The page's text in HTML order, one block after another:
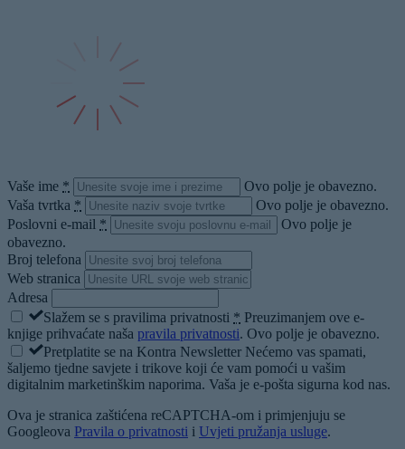
Vaše ime *
Ovo polje je obavezno.
Vaša tvrtka *
Ovo polje je obavezno.
Poslovni e-mail *
Ovo polje je
obavezno.
Broj telefona
Web stranica
Adresa
Slažem se s pravilima privatnosti * Preuzimanjem ove e-
knjige prihvaćate naša pravila privatnosti. Ovo polje je obavezno.
Pretplatite se na Kontra Newsletter Nećemo vas spamati,
šaljemo tjedne savjete i trikove koji će vam pomoći u vašim
digitalnim marketinškim naporima. Vaša je e-pošta sigurna kod nas.
Ova je stranica zaštićena reCAPTCHA-om i primjenjuju se
Googleova Pravila o privatnosti i Uvjeti pružanja usluge.